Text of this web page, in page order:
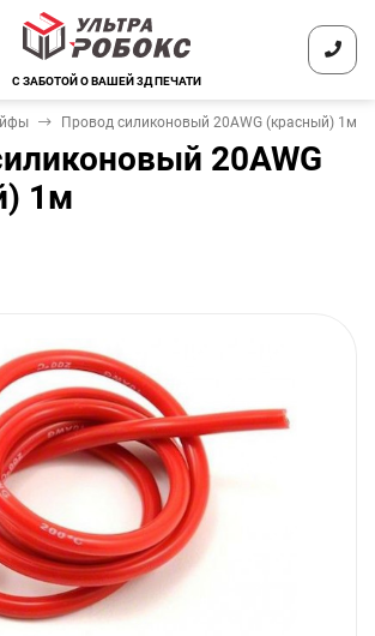
С ЗАБОТОЙ О ВАШЕЙ 3Д ПЕЧАТИ
Провод силиконовый 20AWG (красный) 1м
20AWG
1м